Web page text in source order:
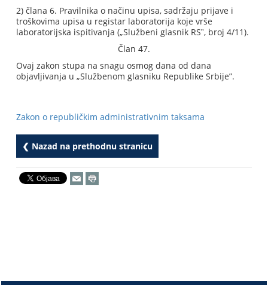
2) člana 6. Pravilnika o načinu upisa, sadržaju prijave i
troškovima upisa u registar laboratorija koje vrše
laboratorijska ispitivanja („Službeni glasnik RSˮ, broj 4/11).
Član 47.
Ovaj zakon stupa na snagu osmog dana od dana
objavljivanja u „Službenom glasniku Republike Srbije”.
Zakon o republičkim administrativnim taksama
❮ Nazad na prethodnu stranicu